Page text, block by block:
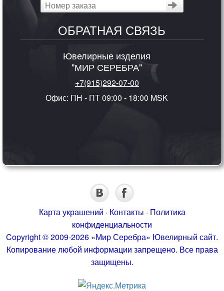
ОБРАТНАЯ СВЯЗЬ
Ювелирные изделия
"МИР СЕРЕБРА"
+7(915)292-07-00
Офис: ПН - ПТ 09:00 - 18:00 MSK
Карта украшений · Контакты · Политика
конфиденциальности
Copyright © 2009-2026 «Мир Серебра» Ювелирный сайт.
Копирование любой информации запрещено. Все права
защищены.